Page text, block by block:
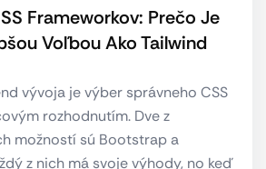
Frameworkov: Prečo Je
Voľbou Ako Tailwind
vývoja je výber správneho CSS
rozhodnutím. Dve z
možností sú Bootstrap a
z nich má svoje výhody, no keď